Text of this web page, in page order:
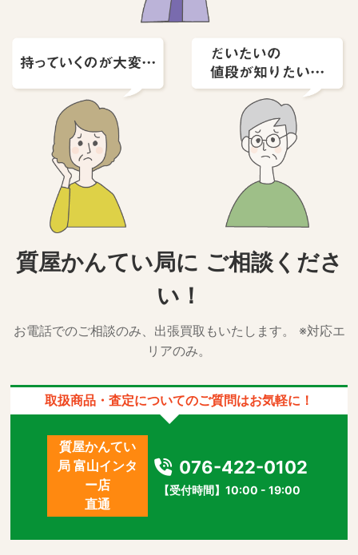
質屋かんてい局に ご相談くださ
い！
お電話でのご相談のみ、出張買取もいたします。 ※対応エ
リアのみ。
取扱商品・査定についてのご質問はお気軽に！
質屋かんてい
局 富山インタ
ー店
直通
076-422-0102
【受付時間】10:00 - 19:00